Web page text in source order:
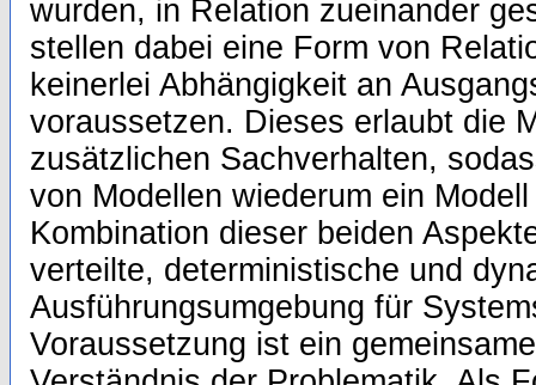
wurden, in Relation zueinander
stellen dabei eine Form von
keinerlei Abhängigkeit an
voraussetzen. Dieses erlaubt die
zusätzlichen Sachverhalten,
von Modellen wiederum ein
Kombination dieser beiden
verteilte, deterministische und
Ausführungsumgebung für
Voraussetzung ist ein